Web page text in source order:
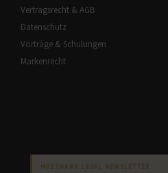
Vertragsrecht & AGB
Datenschutz
Vorträge & Schulungen
Markenrecht
HOESMANN.LEGAL NEWSLETTER